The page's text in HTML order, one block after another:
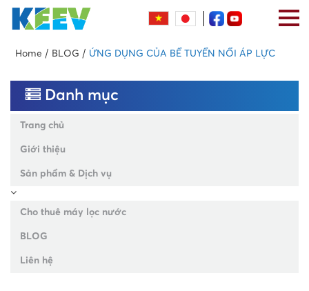
Home BLOG ỨNG DỤNG CỦA BỂ TUYỂN NỔI ÁP LỰC
Danh mục
Trang chủ
Giới thiệu
Sản phẩm & Dịch vụ
Cho thuê máy lọc nước
BLOG
Liên hệ